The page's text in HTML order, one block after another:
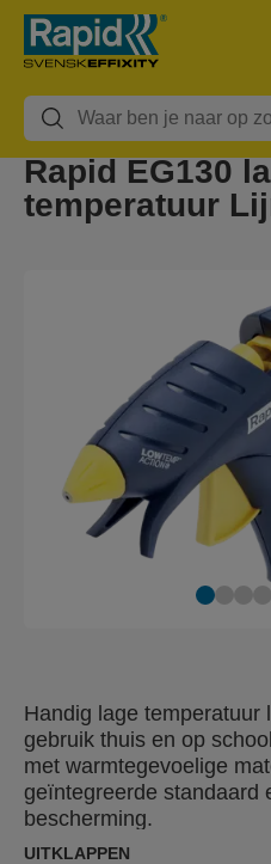
Rapid EG130
temperatuur
Handig lage temperatuur
gebruik thuis en op
met warmtegevoelige
geïntegreerde standaard
bescherming.
UITKLAPPEN